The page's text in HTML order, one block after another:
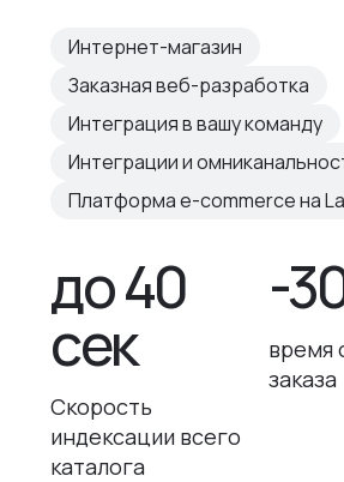
Интернет-магазин
Заказная веб-разработка
Интеграция в вашу команду
Интеграции и
Платформа e-commerce на
до 40
сек
Скорость
индексации всего
каталога
-
время
заказа